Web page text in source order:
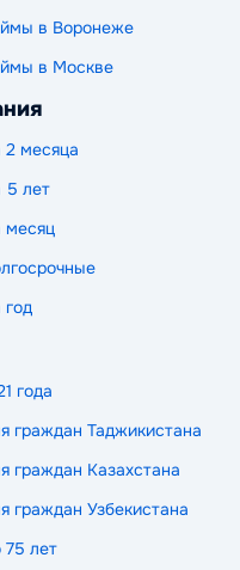
в Воронеже
в Москве
2 месяца
5 лет
месяц
год
года
граждан Таджикистана
граждан Казахстана
граждан Узбекистана
75 лет